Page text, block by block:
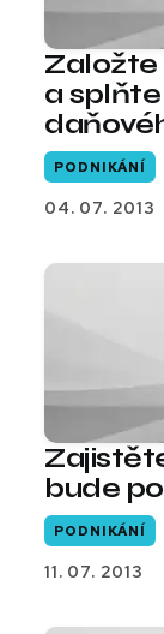
Založte
a splňte
PODNIKÁNÍ
04. 07. 2013
bude
PODNIKÁNÍ
11. 07. 2013